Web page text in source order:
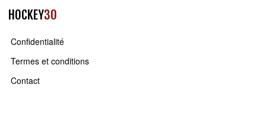
HOCKEY30
Confidentialité
Termes et conditions
Contact